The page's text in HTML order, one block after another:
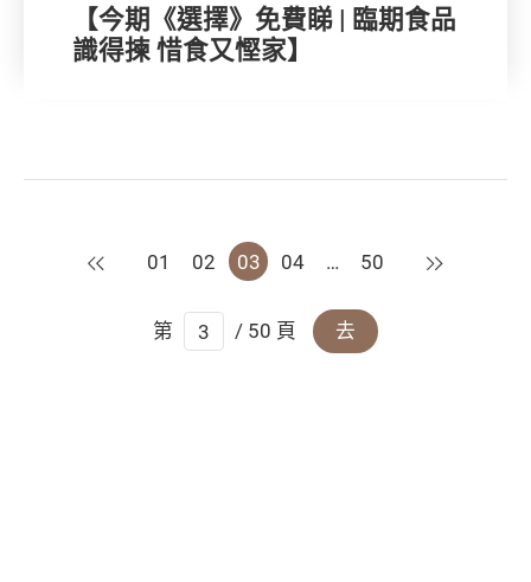
【今期《選擇》免費睇 | 臨期食品
識得揀 惜食又慳家】
上一頁
01 02 03 04 … 50 下一頁
第 / 50 頁 去